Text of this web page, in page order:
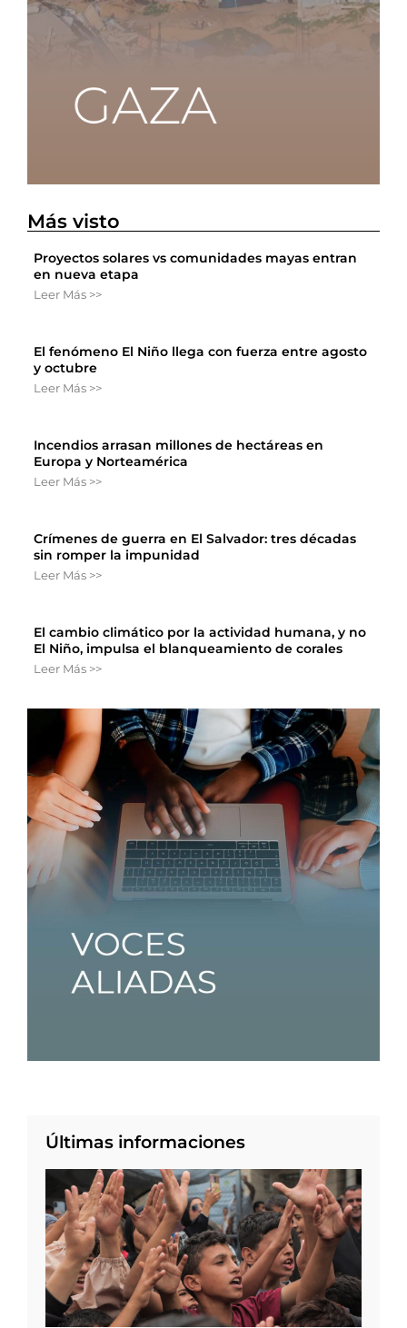
Más visto
Proyectos solares vs comunidades mayas entran
en nueva etapa
Leer Más >>
El fenómeno El Niño llega con fuerza entre agosto
y octubre
Leer Más >>
Incendios arrasan millones de hectáreas en
Europa y Norteamérica
Leer Más >>
Crímenes de guerra en El Salvador: tres décadas
sin romper la impunidad
Leer Más >>
El cambio climático por la actividad humana, y no
El Niño, impulsa el blanqueamiento de corales
Leer Más >>
Últimas informaciones